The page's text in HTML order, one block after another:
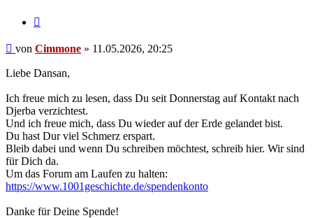
Beitrag
von Cimmone » 11.05.2026, 20:25
Liebe Dansan,
Ich freue mich zu lesen, dass Du seit Donnerstag auf Kontakt nach
Djerba verzichtest.
Und ich freue mich, dass Du wieder auf der Erde gelandet bist.
Du hast Dur viel Schmerz erspart.
Bleib dabei und wenn Du schreiben möchtest, schreib hier. Wir sind
für Dich da.
Um das Forum am Laufen zu halten:
https://www.1001geschichte.de/spendenkonto
Danke für Deine Spende!